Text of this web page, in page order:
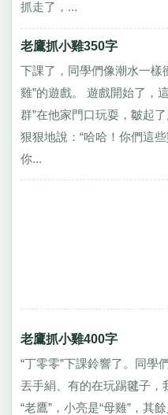
抓走了，...
老鷹抓小雞350字
下課了，同學們像潮水一樣
雞”的遊戲。 遊戲開始了，
群”在他家門口玩耍，皺起
狠狠地說：“哈哈！你們這
你...
老鷹抓小雞400字
“丁零零”下課鈴響了。同學
丟手絹、有的在玩踢毽子，
“老鷹”，小亮是“母雞”，其